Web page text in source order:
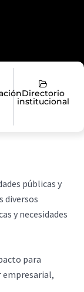
Directorio
institucional
públicas y
diversos
y necesidades
para